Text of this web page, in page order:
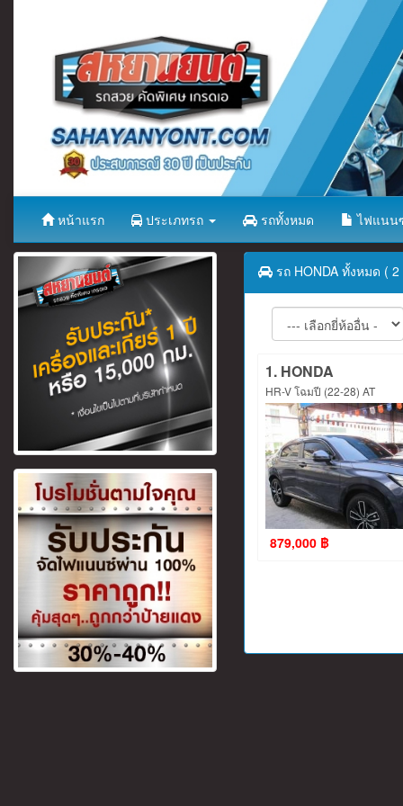
หน้าแรก ประเภทรถ รถทั้งหมด ไฟแนน
รถ HONDA ทั้งหมด (
1. HONDA
HR-V โฉมปี (22-28) AT
879,000 ฿